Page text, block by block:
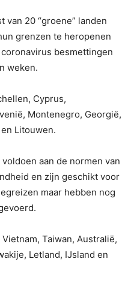
van 20 “groene” landen
grenzen te heropenen
besmettingen
weken.
Cyprus,
Montenegro, Georgië,
Litouwen.
aan de normen van
en zijn geschikt voor
maar hebben nog
Taiwan, Australië,
Letland, IJsland en